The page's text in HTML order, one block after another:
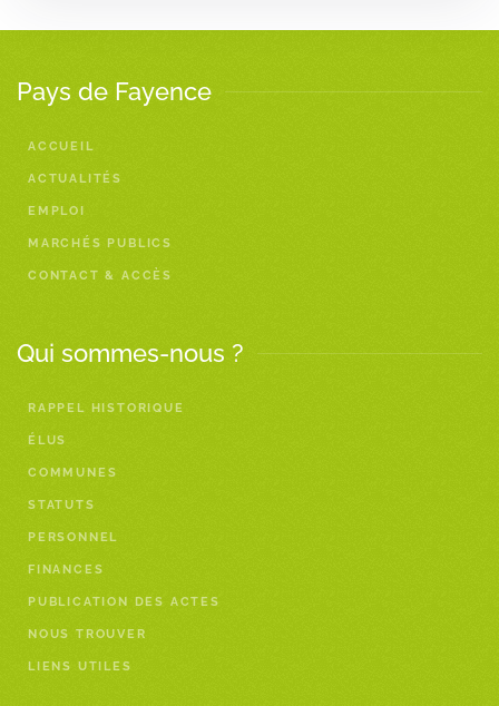
Pays de Fayence
ACCUEIL
ACTUALITÉS
EMPLOI
MARCHÉS PUBLICS
CONTACT & ACCÈS
Qui sommes-nous ?
RAPPEL HISTORIQUE
ÉLUS
COMMUNES
STATUTS
PERSONNEL
FINANCES
PUBLICATION DES ACTES
NOUS TROUVER
LIENS UTILES